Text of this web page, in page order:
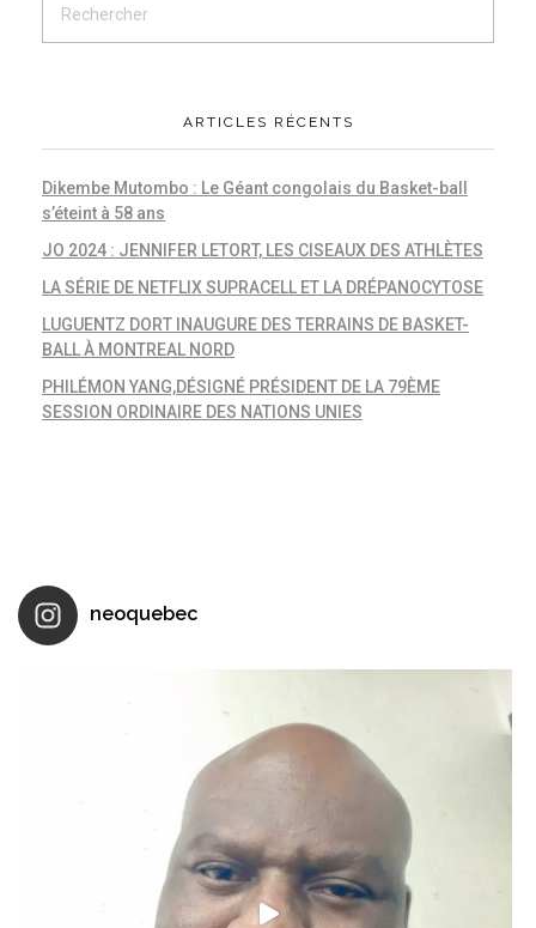
ARTICLES RÉCENTS
Dikembe Mutombo : Le Géant congolais du Basket-ball
s’éteint à 58 ans
JO 2024 : JENNIFER LETORT, LES CISEAUX DES ATHLÈTES
LA SÉRIE DE NETFLIX SUPRACELL ET LA DRÉPANOCYTOSE
LUGUENTZ DORT INAUGURE DES TERRAINS DE BASKET-
BALL À MONTREAL NORD
PHILÉMON YANG,DÉSIGNÉ PRÉSIDENT DE LA 79ÈME
SESSION ORDINAIRE DES NATIONS UNIES
neoquebec